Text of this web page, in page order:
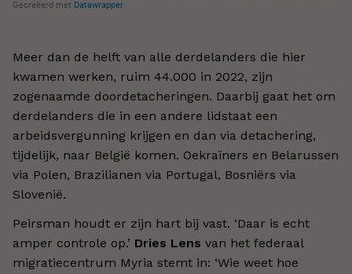
Meer dan de helft van alle derdelanders die hier
kwamen werken, ruim 44.000 in 2022, zijn
zogenaamde doordetacheringen. Daarbij gaat het om
derdelanders die in een andere lidstaat een
arbeidsvergunning krijgen en dan via detachering,
tijdelijk, naar België komen. Oekraïners en Belarussen
via Polen, Brazilianen via Portugal, Bosniërs via
Slovenië.
Peirsman houdt er zijn hart bij vast. ‘Daar is echt
amper controle op.’ Dries Lens van het federaal
migratiecentrum Myria stemt in: ‘Wie weet hoe